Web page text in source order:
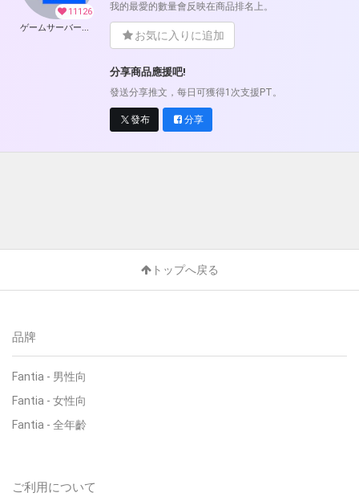
11126
ゲームサーバー公開ツール の開発支援
我的最愛的數量會反映在商品排名上。
お気に入りに追加
分享商品應援吧!
發送分享推文，每日可獲得1次支援PT。
發布 分享
トップへ戻る
品牌
Fantia - 男性向
Fantia - 女性向
Fantia - 全年齡
ご利用について